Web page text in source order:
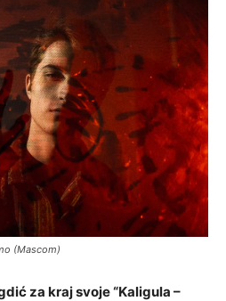
(Mascom)
za kraj svoje “Kaligula –